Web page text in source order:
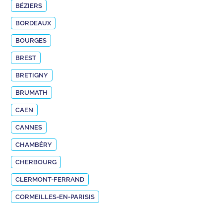
BÉZIERS
BORDEAUX
BOURGES
BREST
BRETIGNY
BRUMATH
CAEN
CANNES
CHAMBÉRY
CHERBOURG
CLERMONT-FERRAND
CORMEILLES-EN-PARISIS